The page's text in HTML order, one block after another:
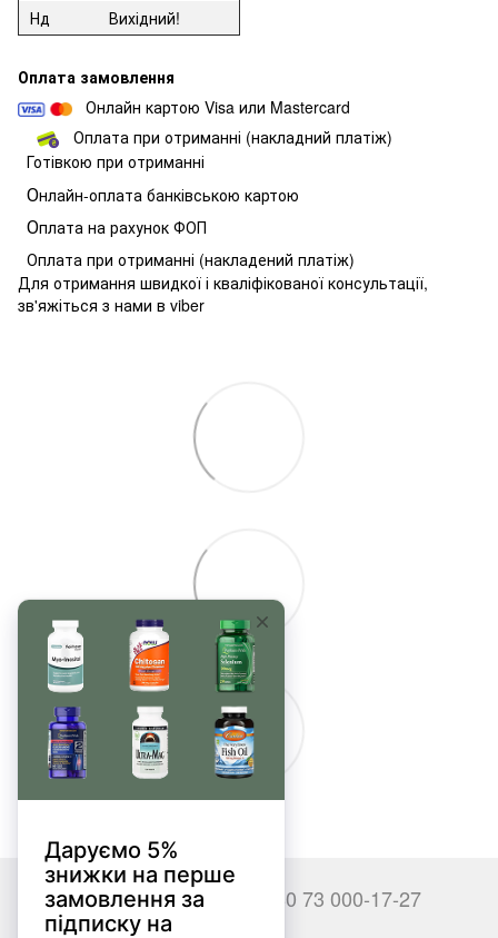
Нд
Вихідний!
Оплата замовлення
Онлайн картою Visa или Mastercard
Оплата при отриманні (накладний платіж)
Готівкою при отриманні
Онлайн-оплата банківською картою
Оплата на рахунок ФОП
Оплата при отриманні (накладений платіж)
Для отримання швидкої і кваліфікованої консультації,
зв'яжіться з нами в viber
+380 66 000-17-27 +380 73 000-17-27